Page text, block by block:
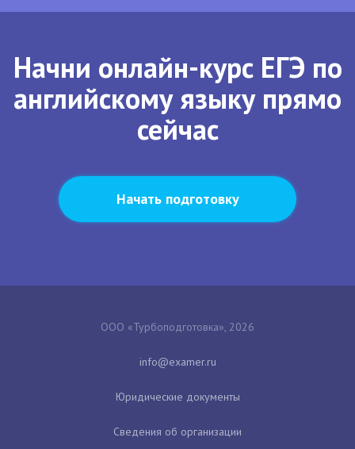
Начни онлайн-курс ЕГЭ по
английскому языку прямо
сейчас
Начать подготовку
ООО «Турбоподготовка», 2026
Юридические документы
Сведения об организации